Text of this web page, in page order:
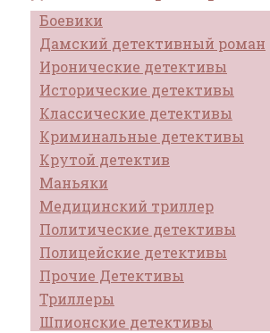
Боевики
Дамский детективный роман
Иронические детективы
Исторические детективы
Классические детективы
Криминальные детективы
Крутой детектив
Маньяки
Медицинский триллер
Политические детективы
Полицейские детективы
Прочие Детективы
Триллеры
Шпионские детективы